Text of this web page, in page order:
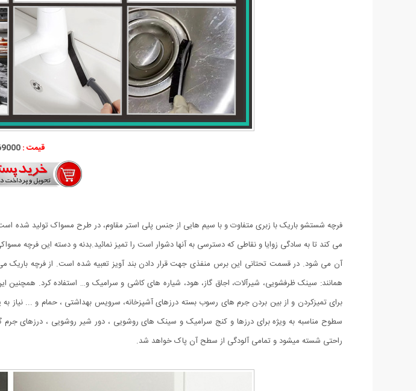
قیمت :69000
فرچه شستشو باریک با زبری متفاوت و با سیم هایی از جنس پلی استر مقاوم، در طرح مسواک تولید شده
می کند تا به سادگی زوایا و نقاطی که دسترسی به آنها دشوار است را تمیز نمائید.بدنه و دسته این
آن می شود. در قسمت تحتانی این برس منفذی جهت قرار دادن بند آویز تعبیه شده است. از فرچه باریک
همانند: سینک ظرفشویی، شیرآلات، اجاق گاز، هود، شیاره های کاشی و سرامیک و… استفاده کرد.
برای تمیزکردن و از بین بردن جرم های رسوب بسته درزهای آشپزخانه، سرویس بهداشتی ، حمام و ... نیاز به
سطوح مناسبه به ویژه برای درزها و کنج سرامیک و سینک های روشویی ، دور شیر روشویی ، درزهای
راحتی شسته میشود و تمامی آلودگی از سطح آن پاک خواهد شد.